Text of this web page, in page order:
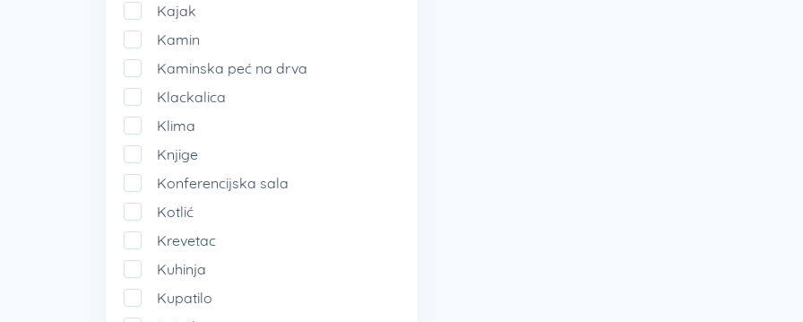
Kajak
Kamin
Kaminska peć na drva
Klackalica
Klima
Knjige
Konferencijska sala
Kotlić
Krevetac
Kuhinja
Kupatilo